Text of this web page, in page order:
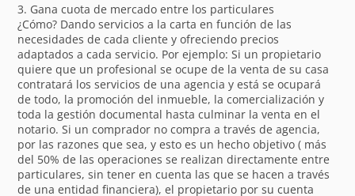
3. Gana cuota de mercado entre los particulares
¿Cómo? Dando servicios a la carta en función de las
necesidades de cada cliente y ofreciendo precios
adaptados a cada servicio. Por ejemplo: Si un propietario
quiere que un profesional se ocupe de la venta de su casa
contratará los servicios de una agencia y está se ocupará
de todo, la promoción del inmueble, la comercialización y
toda la gestión documental hasta culminar la venta en el
notario. Si un comprador no compra a través de agencia,
por las razones que sea, y esto es un hecho objetivo ( más
del 50% de las operaciones se realizan directamente entre
particulares, sin tener en cuenta las que se hacen a través
de una entidad financiera), el propietario por su cuenta